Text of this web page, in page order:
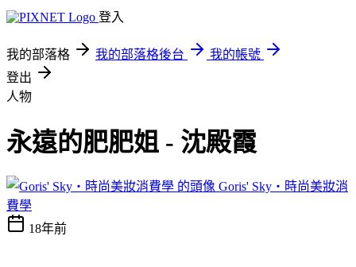
登入
我的部落格 我的部落格後台
我的帳號
登出
人物
永遠的肥肥姐 - 沈殿霞
Goris' Sky‧時尚美妝消
費學
18年前